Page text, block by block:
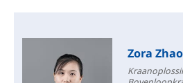
Zora Zhao